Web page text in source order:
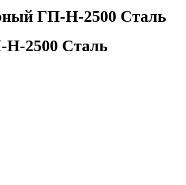
ГП-Н-2500 Сталь
2500 Сталь